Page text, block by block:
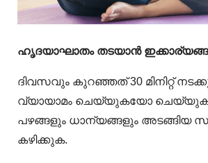
ഹൃദയാഘാതം തടയാൻ ഇക്കാര്യങ്ങൾ
ദിവസവും കുറഞ്ഞത് 30 മിനിറ്റ്
വ്യായാമം ചെയ്യുകയോ ചെയ്യുക,
പഴങ്ങളും ധാന്യങ്ങളും അടങ്ങിയ
കഴിക്കുക.